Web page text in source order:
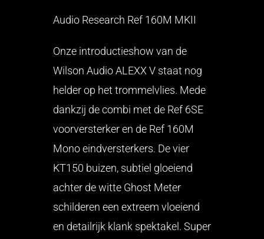
Audio Research Ref 160M MKII
Onze introductieshow van de
Wilson Audio ALEXX V staat nog
helder op het trommelvlies. Mede
dankzij de combi met de Ref 6SE
voorversterker en de Ref 160M
Mono eindversterkers. De vier
KT150 buizen, subtiel gloeiend
achter de witte Ghost Meter
schilderen een extreem vloeiend
en detailrijk klank spektakel. Super